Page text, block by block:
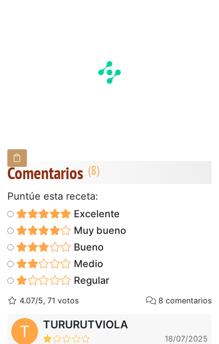
Comentarios
Puntúe esta receta:
Excelente
Muy bueno
Bueno
Medio
Regular
4.07/5, 71 votos 8 comentarios
T TURURUTVIOLA
18/07/2025